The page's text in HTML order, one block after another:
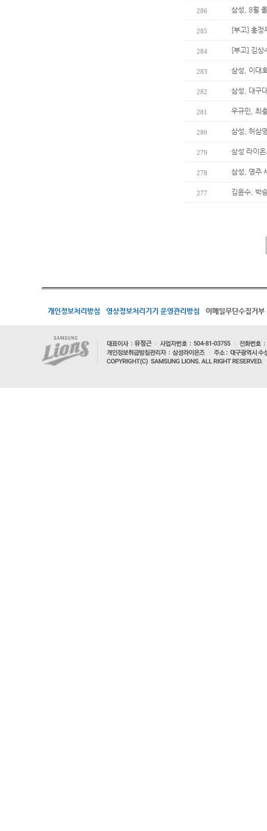
286 삼성, 8월
285 [부고] 홍정
284 [부고] 김상
283 삼성, 이대
282 삼성, 대구
281 우규민, 최
280 삼성, 허삼
279 삼성 라이온
278 삼성, 영주
277 김윤수, 박
개인정보처리방침 영상정보처리기기 운영관리방침 이메일무단수집거부